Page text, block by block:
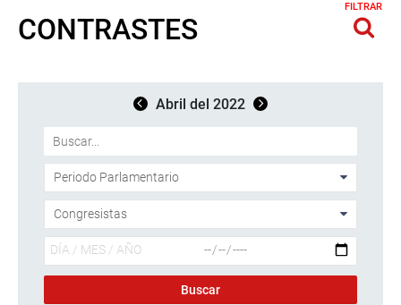
CONTRASTES
FILTRAR
Abril del 2022